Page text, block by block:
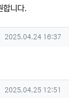
합니다.
작성일
2025.04.24 16:37
작성일
2025.04.25 12:51